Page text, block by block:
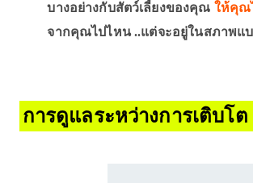
บางอย่างกับสัตว์เลี้ยงของคุณ ให้คุณ
จากคุณไปไหน ..แต่จะอยู่ในสภาพแบ
การดูแลระหว่างการเติบโต